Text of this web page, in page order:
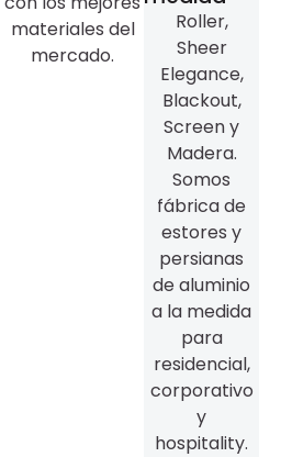
materiales del
mercado.
Fabricamos
directamente
preferenciales
Roller,
Sheer
Elegance,
Blackout,
Screen y
Madera.
Somos
fábrica de
estores y
persianas
de aluminio
a la medida
para
residencial,
corporativo
y
hospitality.